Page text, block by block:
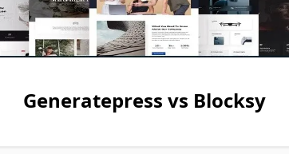
Generatepress vs Blocksy